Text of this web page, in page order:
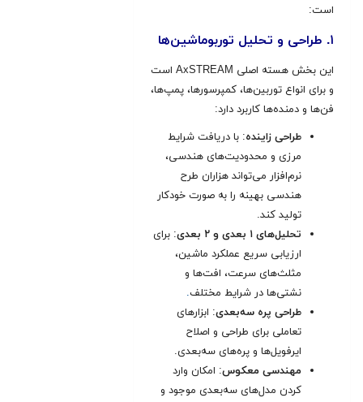
است:
۱. طراحی و تحلیل توربوماشین‌ها
این بخش هسته اصلی AxSTREAM است
و برای انواع توربین‌ها، کمپرسورها، پمپ‌ها،
فن‌ها و دمنده‌ها کاربرد دارد:
طراحی زاینده: با دریافت شرایط
مرزی و محدودیت‌های هندسی،
نرم‌افزار می‌تواند هزاران طرح
هندسی بهینه را به صورت خودکار
تولید کند.
تحلیل‌های ۱ بعدی و ۲ بعدی
: برای
ارزیابی سریع عملکرد ماشین،
مثلث‌های سرعت، افت‌ها و
نشتی‌ها در شرایط مختلف.
طراحی پره سه‌بعدی: ابزارهای
تعاملی برای طراحی و اصلاح
ایرفویل‌ها و پره‌های سه‌بعدی.
مهندسی معکوس: امکان وارد
کردن مدل‌های سه‌بعدی موجود و